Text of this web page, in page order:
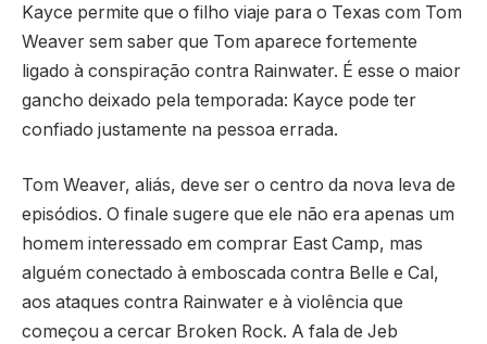
Kayce permite que o filho viaje para o Texas com Tom
Weaver sem saber que Tom aparece fortemente
ligado à conspiração contra Rainwater. É esse o maior
gancho deixado pela temporada: Kayce pode ter
confiado justamente na pessoa errada.
Tom Weaver, aliás, deve ser o centro da nova leva de
episódios. O finale sugere que ele não era apenas um
homem interessado em comprar East Camp, mas
alguém conectado à emboscada contra Belle e Cal,
aos ataques contra Rainwater e à violência que
começou a cercar Broken Rock. A fala de Jeb